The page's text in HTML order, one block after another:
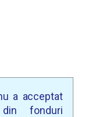
a acceptat
fonduri